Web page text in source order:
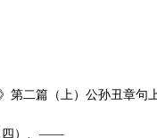
第二篇（上）公孙丑章句